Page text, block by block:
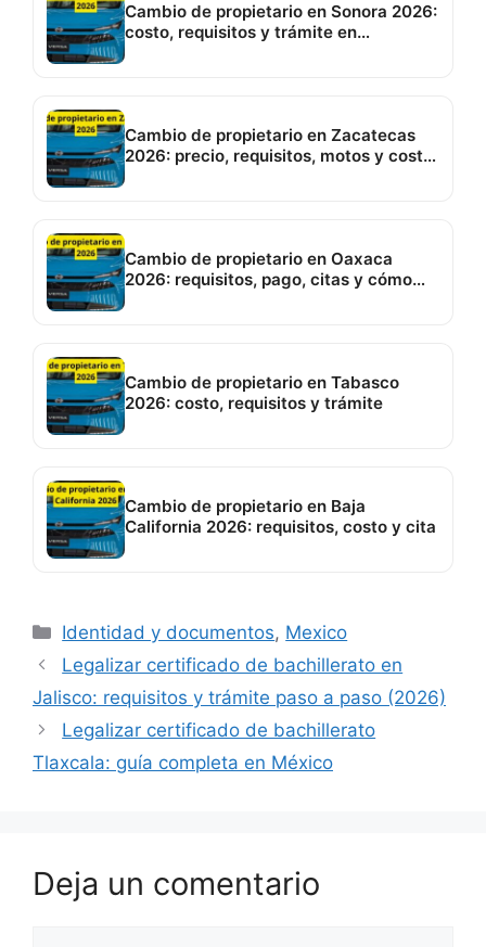
Cambio de propietario en Sonora 2026:
costo, requisitos y trámite en
Cambio de propietario en Zacatecas
2026: precio, requisitos, motos y costo
Cambio de propietario en Oaxaca
2026: requisitos, pago, citas y cómo
Cambio de propietario en Tabasco
2026: costo, requisitos y trámite
Cambio de propietario en Baja
California 2026: requisitos, costo y cita
Categorías
Identidad y documentos, Mexico
Legalizar certificado de bachillerato en
Jalisco: requisitos y trámite paso a paso (2026)
Legalizar certificado de bachillerato
Tlaxcala: guía completa en México
Deja un comentario